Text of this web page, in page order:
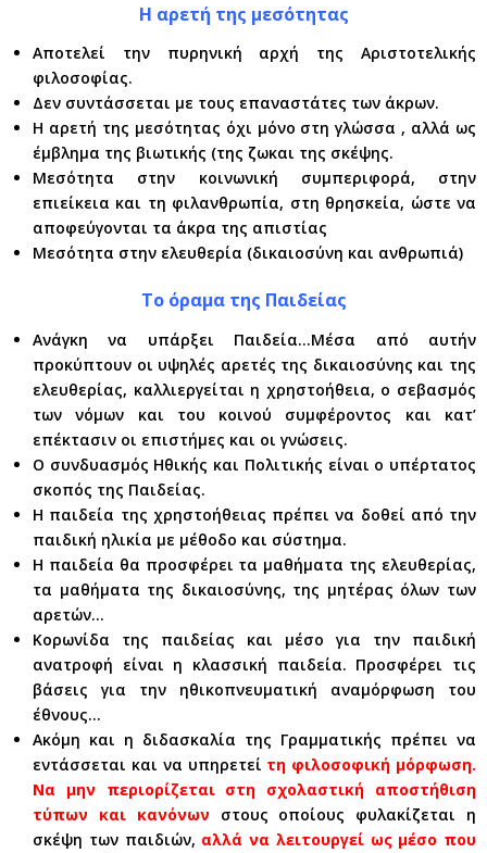
Η αρετή της μεσότητας
Αποτελεί την πυρηνική αρχή της Αριστοτελικής
φιλοσοφίας.
Δεν συντάσσεται με τους επαναστάτες των άκρων.
Η αρετή της μεσότητας όχι μόνο στη γλώσσα , αλλά ως
έμβλημα της βιωτικής (της ζωκαι της σκέψης.
Μεσότητα στην κοινωνική συμπεριφορά, στην
επιείκεια και τη φιλανθρωπία, στη θρησκεία, ώστε να
αποφεύγονται τα άκρα της απιστίας
Μεσότητα στην ελευθερία (δικαιοσύνη και ανθρωπιά)
Το όραμα της Παιδείας
Ανάγκη να υπάρξει Παιδεία…Μέσα από αυτήν
προκύπτουν οι υψηλές αρετές της δικαιοσύνης και της
ελευθερίας, καλλιεργείται η χρηστοήθεια, ο σεβασμός
των νόμων και του κοινού συμφέροντος και κατ’
επέκτασιν οι επιστήμες και οι γνώσεις.
Ο συνδυασμός Ηθικής και Πολιτικής είναι ο υπέρτατος
σκοπός της Παιδείας.
Η παιδεία της χρηστοήθειας πρέπει να δοθεί από την
παιδική ηλικία με μέθοδο και σύστημα.
Η παιδεία θα προσφέρει τα μαθήματα της ελευθερίας,
τα μαθήματα της δικαιοσύνης, της μητέρας όλων των
αρετών…
Κορωνίδα της παιδείας και μέσο για την παιδική
ανατροφή είναι η κλασσική παιδεία. Προσφέρει τις
βάσεις για την ηθικοπνευματική αναμόρφωση του
έθνους…
Ακόμη και η διδασκαλία της Γραμματικής πρέπει να
εντάσσεται και να υπηρετεί τη φιλοσοφική μόρφωση.
Να μην περιορίζεται στη σχολαστική αποστήθιση
τύπων και κανόνωνστους οποίους φυλακίζεται η
σκέψη των παιδιών, αλλά να λειτουργεί ως μέσο που